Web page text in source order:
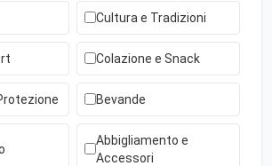
Cultura e Tradizioni
Colazione e Snack
Bevande
Abbigliamento e
Accessori